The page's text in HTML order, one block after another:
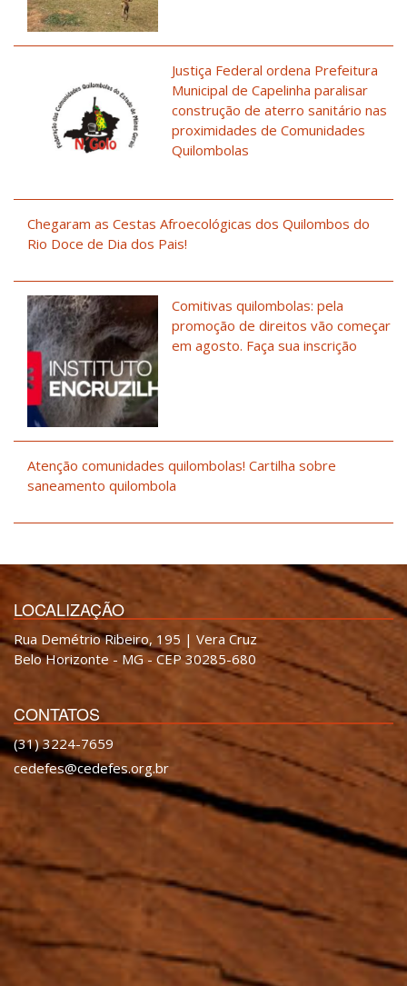
Justiça Federal ordena Prefeitura
Municipal de Capelinha paralisar
construção de aterro sanitário nas
proximidades de Comunidades
Quilombolas
Chegaram as Cestas Afroecológicas dos Quilombos do
Rio Doce de Dia dos Pais!
Comitivas quilombolas: pela
promoção de direitos vão começar
em agosto. Faça sua inscrição
Atenção comunidades quilombolas! Cartilha sobre
saneamento quilombola
LOCALIZAÇÃO
Rua Demétrio Ribeiro, 195 | Vera Cruz
Belo Horizonte - MG - CEP 30285-680
CONTATOS
(31) 3224-7659
cedefes@cedefes.org.br